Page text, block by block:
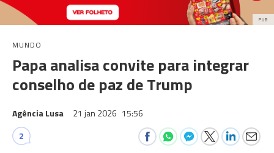
PUB
MUNDO
Papa analisa convite para integrar
conselho de paz de Trump
Agência Lusa 21 jan 2026 15:56
2